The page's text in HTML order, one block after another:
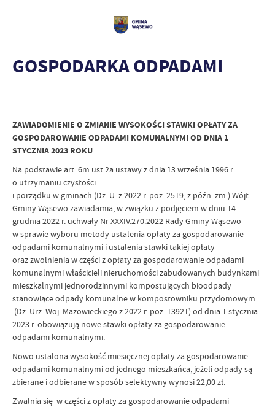
GOSPODARKA ODPADAMI
ZAWIADOMIENIE O ZMIANIE WYSOKOŚCI STAWKI OPŁATY ZA
GOSPODAROWANIE ODPADAMI KOMUNALNYMI OD DNIA 1
STYCZNIA 2023 ROKU
Na podstawie art. 6m ust 2a ustawy z dnia 13 września 1996 r.
o utrzymaniu czystości
i porządku w gminach (Dz. U. z 2022 r. poz. 2519, z późn. zm.) Wójt
Gminy Wąsewo zawiadamia, w związku z podjęciem w dniu 14
grudnia 2022 r. uchwały Nr XXXIV.270.2022 Rady Gminy Wąsewo
w sprawie wyboru metody ustalenia opłaty za gospodarowanie
odpadami komunalnymi i ustalenia stawki takiej opłaty
oraz zwolnienia w części z opłaty za gospodarowanie odpadami
komunalnymi właścicieli nieruchomości zabudowanych budynkami
mieszkalnymi jednorodzinnymi kompostujących bioodpady
stanowiące odpady komunalne w kompostowniku przydomowym
(Dz. Urz. Woj. Mazowieckiego z 2022 r. poz. 13921) od dnia 1 stycznia
2023 r. obowiązują nowe stawki opłaty za gospodarowanie
odpadami komunalnymi.
Nowo ustalona wysokość miesięcznej opłaty za gospodarowanie
odpadami komunalnymi od jednego mieszkańca, jeżeli odpady są
zbierane i odbierane w sposób selektywny wynosi 22,00 zł.
Zwalnia się w części z opłaty za gospodarowanie odpadami